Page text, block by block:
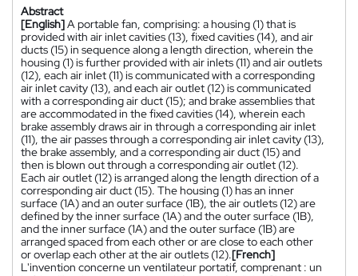
Abstract
[English]A portable fan, comprising: a housing (1) that is
provided with air inlet cavities (13), fixed cavities (14), and air
ducts (15) in sequence along a length direction, wherein the
housing (1) is further provided with air inlets (11) and air outlets
(12), each air inlet (11) is communicated with a corresponding
air inlet cavity (13), and each air outlet (12) is communicated
with a corresponding air duct (15); and brake assemblies that
are accommodated in the fixed cavities (14), wherein each
brake assembly draws air in through a corresponding air inlet
(11), the air passes through a corresponding air inlet cavity (13),
the brake assembly, and a corresponding air duct (15) and
then is blown out through a corresponding air outlet (12).
Each air outlet (12) is arranged along the length direction of a
corresponding air duct (15). The housing (1) has an inner
surface (1A) and an outer surface (1B), the air outlets (12) are
defined by the inner surface (1A) and the outer surface (1B),
and the inner surface (1A) and the outer surface (1B) are
arranged spaced from each other or are close to each other
or overlap each other at the air outlets (12).[French]
L'invention concerne un ventilateur portatif, comprenant : un